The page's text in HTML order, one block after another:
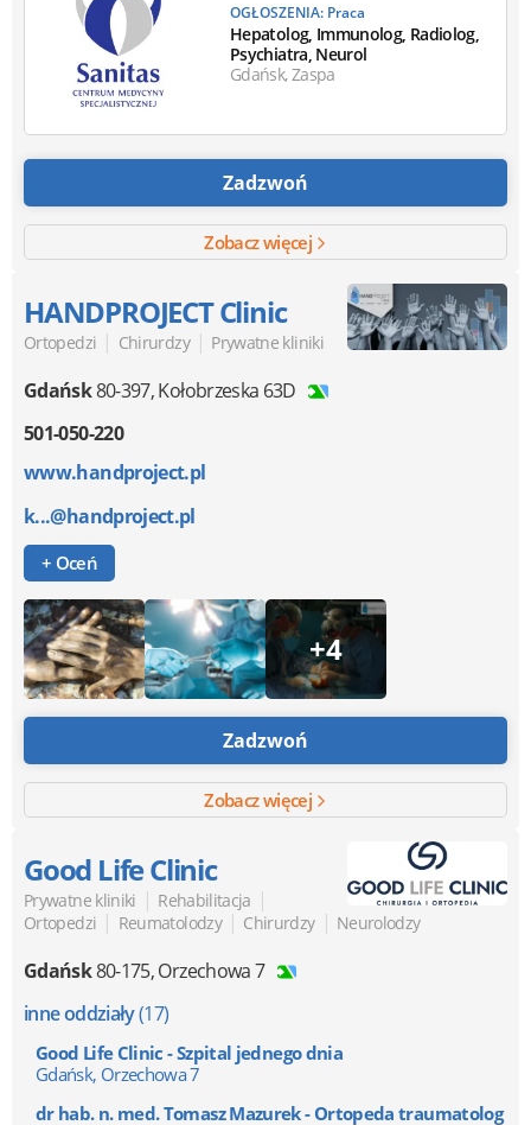
OGŁOSZENIA: Praca
Hepatolog, Immunolog, Radiolog,
Psychiatra, Neurol
Gdańsk, Zaspa
Zadzwoń
Zobacz więcej
HANDPROJECT Clinic
Ortopedzi | Chirurdzy | Prywatne kliniki
Gdańsk80-397,Kołobrzeska 63D
501-050-220
www.handproject.pl
k...@handproject.pl
+ Oceń
+4
Zadzwoń
Zobacz więcej
Good Life Clinic
Prywatne kliniki | Rehabilitacja |
Ortopedzi | Reumatolodzy | Chirurdzy | Neurolodzy
Gdańsk80-175,Orzechowa 7
inne oddziały(17)
Good Life Clinic - Szpital jednego dnia
Gdańsk, Orzechowa 7
dr hab. n. med. Tomasz Mazurek - Ortopeda traumatolog